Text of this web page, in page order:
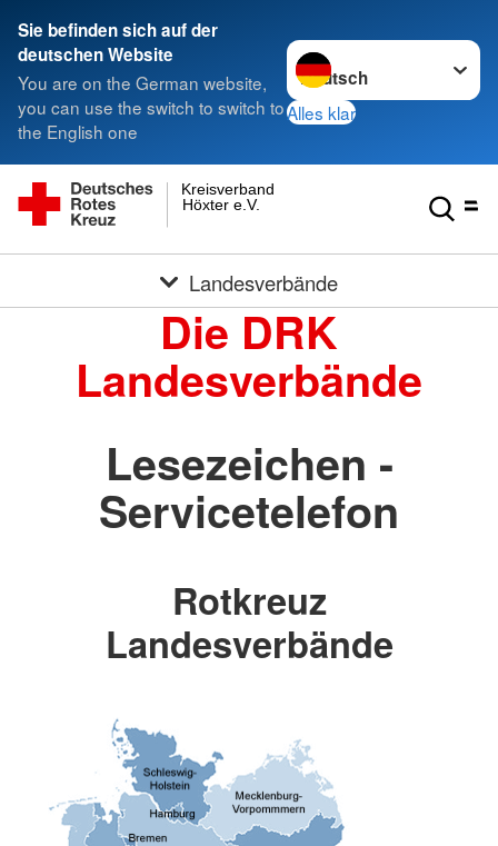
Sie befinden sich auf der
deutschen Website
You are on the German website,
you can use the switch to switch to
the English one
Sprache wechseln zu
Alles klar
Höxter e.V.
Kreisverband
Landesverbände
Die DRK
Landesverbände
Lesezeichen -
Servicetelefon
Rotkreuz
Landesverbände